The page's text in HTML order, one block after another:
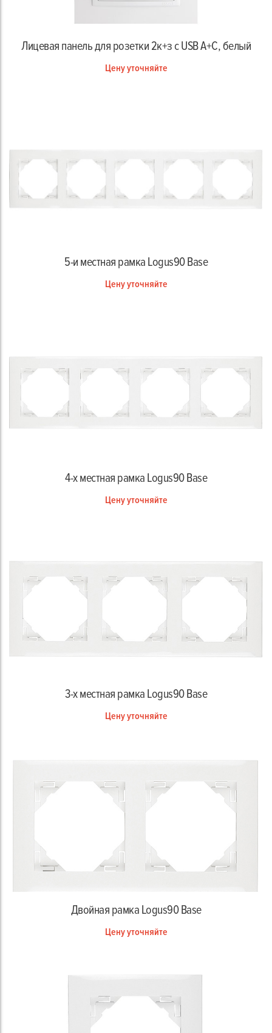
Лицевая панель для розетки 2к+з с USB A+C, белый
Цену уточняйте
5-и местная рамка Logus90 Base
Цену уточняйте
4-х местная рамка Logus90 Base
Цену уточняйте
3-х местная рамка Logus90 Base
Цену уточняйте
Двойная рамка Logus90 Base
Цену уточняйте